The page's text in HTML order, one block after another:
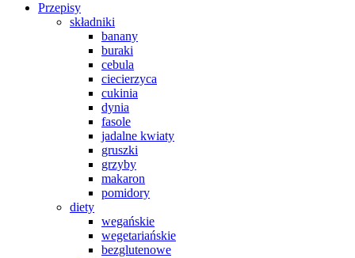
Przepisy
składniki
banany
buraki
cebula
ciecierzyca
cukinia
dynia
fasole
jadalne kwiaty
gruszki
grzyby
makaron
pomidory
diety
wegańskie
wegetariańskie
bezglutenowe